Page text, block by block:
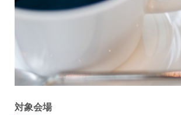
対象会場